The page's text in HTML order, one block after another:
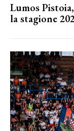
Lumos
la stagione